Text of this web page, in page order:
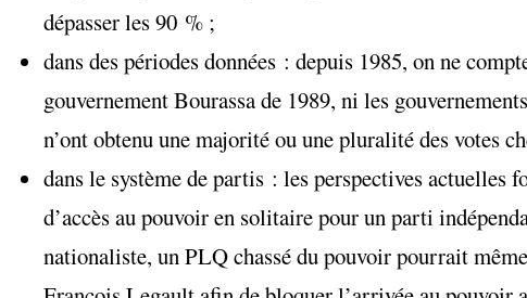
dépasser les 90 % ;
dans des périodes données : depuis 1985, on ne
gouvernement Bourassa de 1989, ni les
n’ont obtenu une majorité ou une pluralité des votes
dans le système de partis : les perspectives
d’accès au pouvoir en solitaire pour un parti
nationaliste, un PLQ chassé du pouvoir pourrait